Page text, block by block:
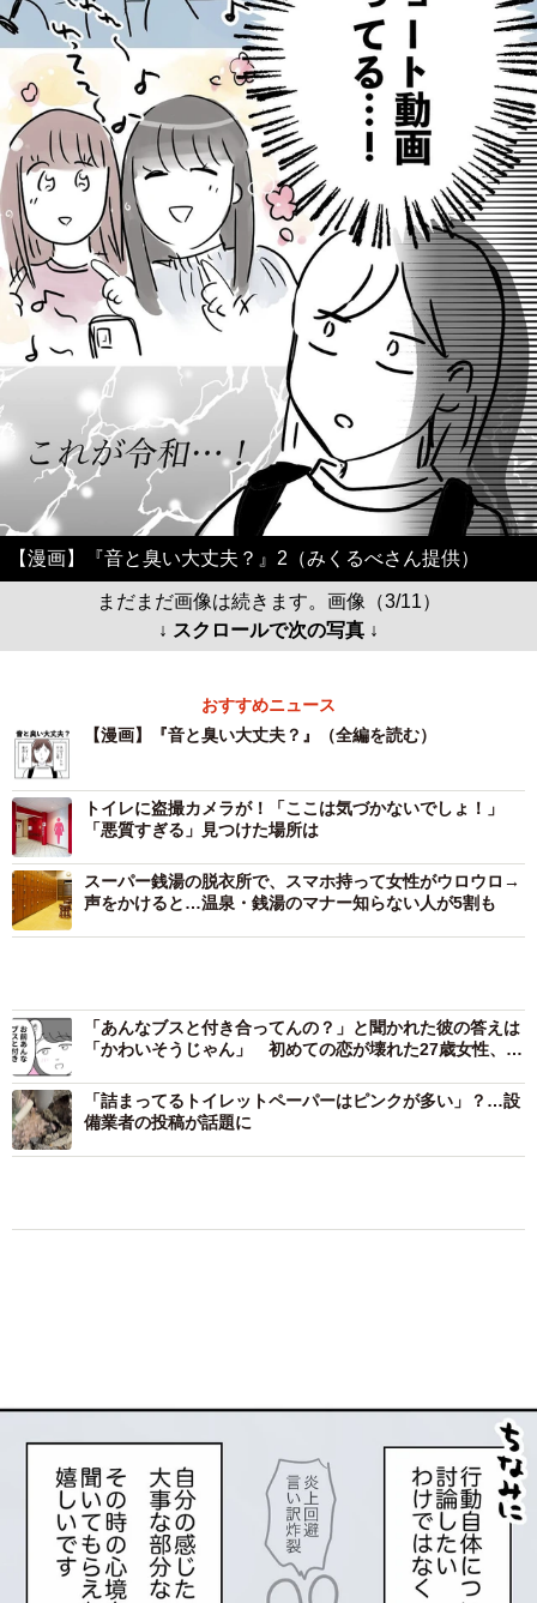
【漫画】『音と臭い大丈夫？』2（みくるべさん提供）
まだまだ画像は続きます。画像（3/11）
↓ スクロールで次の写真 ↓
おすすめニュース
【漫画】『音と臭い大丈夫？』（全編を読む）
トイレに盗撮カメラが！「ここは気づかないでしょ！」
「悪質すぎる」見つけた場所は
スーパー銭湯の脱衣所で、スマホ持って女性がウロウロ→
声をかけると…温泉・銭湯のマナー知らない人が5割も
「あんなブスと付き合ってんの？」と聞かれた彼の答えは
「かわいそうじゃん」 初めての恋が壊れた27歳女性、整
「詰まってるトイレットペーパーはピンクが多い」？…設
備業者の投稿が話題に